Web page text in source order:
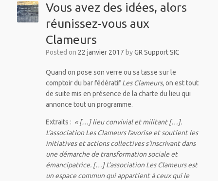
Vous avez des idées, alors
réunissez-vous aux
Clameurs
Posted on 22 janvier 2017 byGR Support SIC
Quand on pose son verre ou sa tasse sur le
comptoir du bar fédératif Les Clameurs,on est tout
de suite mis en présence de la charte du lieu qui
annonce tout un programme.
Extraits : « […] lieu convivial et militant […].
L’association Les Clameurs favorise et soutient les
initiatives et actions collectives s’inscrivant dans
une démarche de transformation sociale et
émancipatrice. […] L’association Les Clameurs est
un espace commun qui appartient à ceux qui le